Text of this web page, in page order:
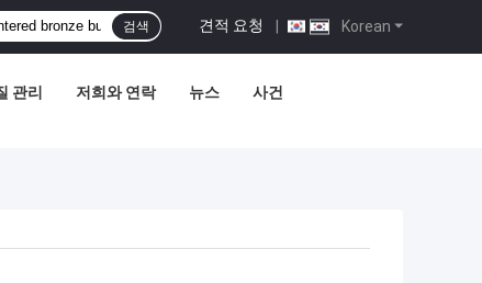
Korean
견적 요청 |
검색
관리 저희와 연락 뉴스 사건